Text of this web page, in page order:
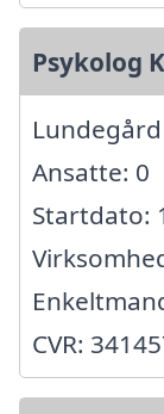
Psykolog
Ansatte: 0
Startdato:
CVR: